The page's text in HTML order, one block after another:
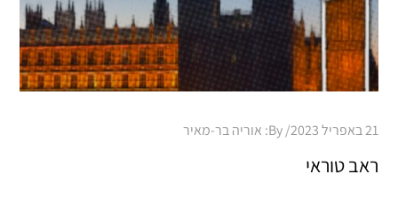
Posted
21 באפריל 2023 By: אוריה בר-מאיר
ראב טוראי